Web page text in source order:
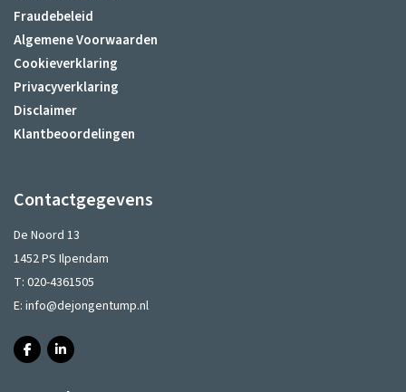
Fraudebeleid
Algemene Voorwaarden
Cookieverklaring
Privacyverklaring
Disclaimer
Klantbeoordelingen
Contactgegevens
De Noord 13
1452 PS Ilpendam
T: 020-4361505
E: info@dejongentump.nl